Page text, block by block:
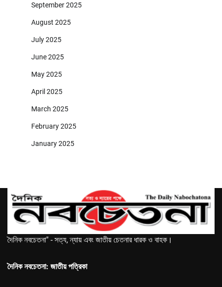
September 2025
August 2025
July 2025
June 2025
May 2025
April 2025
March 2025
February 2025
January 2025
দৈনিক নবচেতনা" - সত্য, ন্যায় এবং জাতীয় চেতনার ধারক ও বাহক।
দৈনিক নবচেতনা: জাতীয় পত্রিকা